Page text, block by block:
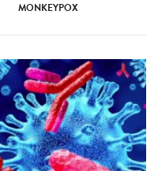
MONKEYPOX